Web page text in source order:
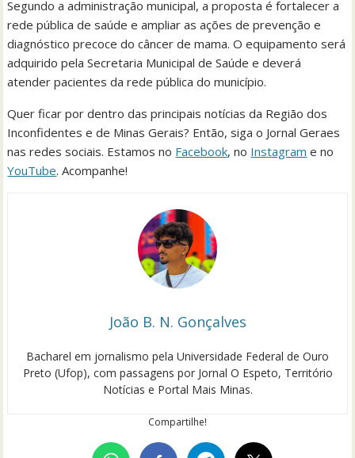
Segundo a administração municipal, a proposta é fortalecer a
rede pública de saúde e ampliar as ações de prevenção e
diagnóstico precoce do câncer de mama. O equipamento será
adquirido pela Secretaria Municipal de Saúde e deverá
atender pacientes da rede pública do município.
Quer ficar por dentro das principais notícias da Região dos
Inconfidentes e de Minas Gerais? Então, siga o Jornal Geraes
nas redes sociais. Estamos no Facebook, no Instagram e no
YouTube. Acompanhe!
João B. N. Gonçalves
Bacharel em jornalismo pela Universidade Federal de Ouro
Preto (Ufop), com passagens por Jornal O Espeto, Território
Notícias e Portal Mais Minas.
Compartilhe!